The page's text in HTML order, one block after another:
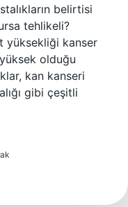
belirtisi
tehlikeli?
yüksekliği kanser
olduğu
kan kanseri
gibi çeşitli